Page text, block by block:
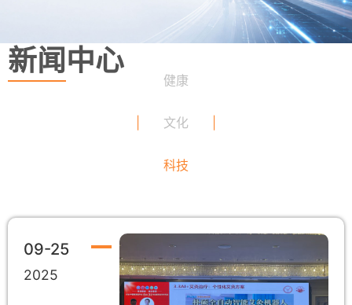
新闻中心
健康
文化
科技
09-25
2025